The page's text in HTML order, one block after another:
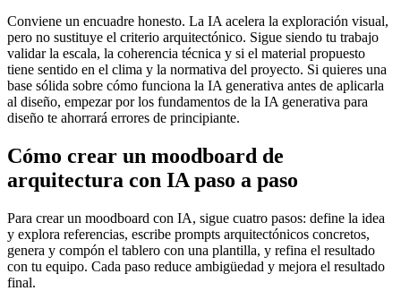
Conviene un encuadre honesto. La IA acelera la exploración visual,
pero no sustituye el criterio arquitectónico. Sigue siendo tu trabajo
validar la escala, la coherencia técnica y si el material propuesto
tiene sentido en el clima y la normativa del proyecto. Si quieres una
base sólida sobre cómo funciona la IA generativa antes de aplicarla
al diseño, empezar por los fundamentos de la IA generativa para
diseño te ahorrará errores de principiante.
Cómo crear un moodboard de
arquitectura con IA paso a paso
Para crear un moodboard con IA, sigue cuatro pasos: define la idea
y explora referencias, escribe prompts arquitectónicos concretos,
genera y compón el tablero con una plantilla, y refina el resultado
con tu equipo. Cada paso reduce ambigüedad y mejora el resultado
final.